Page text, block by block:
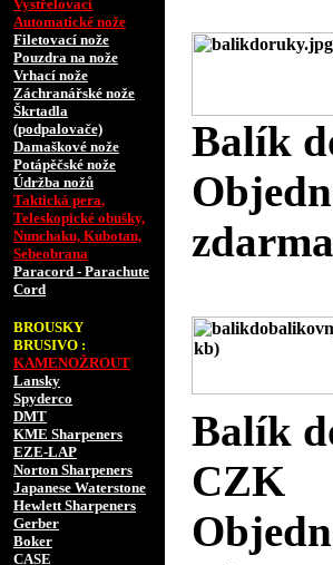
Vystřelovací
Automatické nože
Filetovací nože
Pouzdra na nože
Vrhací nože
Záchranářské nože
Škrtadla
(podpalovače)
Damaškové nože
Potápěčské nože
Údržba nožů
Taktická pera,
Teleskopické obušky,
Nunchaku, Kubotan,
Sebeobrana
Paracord - Parachute
Cord
BROUSKY
BRUSIVO :
KAMENOŽROUT
Lansky
Spyderco
DMT
KME Sharpeners
EZE-LAP
Norton Sharpeners
Japanese Waterstone
Hewlett Sharpeners
Gerber
Boker
CASE
Balík
Balík
CZK